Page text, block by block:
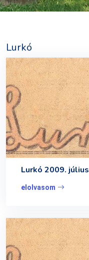
Lurkó
Lurkó 2009. július
elolvasom